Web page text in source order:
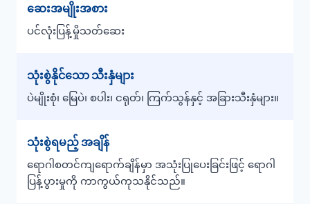
ဆေးအမျိုးအစား
ပင်လုံးပြန့်မှိုသတ်ဆေး
သုံးစွဲနိုင်သော သီးနှံများ
ပဲမျိုးစုံ၊ မြေပဲ၊ စပါး၊ ငရုတ်၊ ကြက်သွန်နှင့် အခြားသီးနှံများ။
သုံးစွဲရမည့် အချိန်
ရောဂါစတင်ကျရောက်ချိန်မှာ အသုံးပြုပေးခြင်းဖြင့် ရောဂါ
ပြန့်ပွားမှုကို ကာကွယ်ကုသနိုင်သည်။